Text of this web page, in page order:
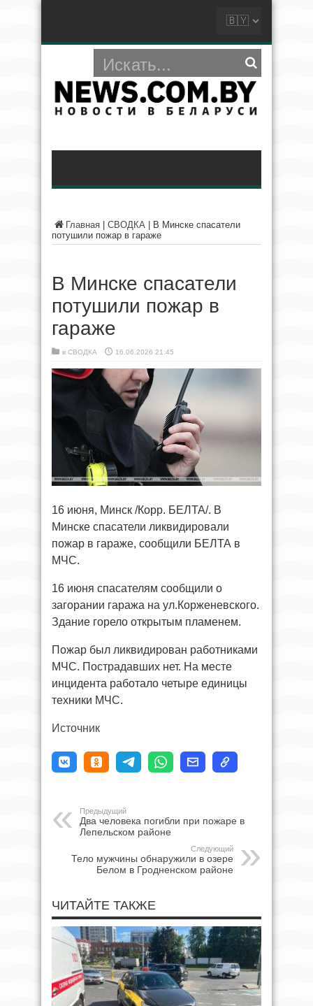
Главная СВОДКА
В Минске спасатели
потушили пожар в гараже
В Минске спасатели
потушили пожар в
гараже
в СВОДКА 16.06.2026 21:45
16 июня, Минск /Корр. БЕЛТА/. В
Минске спасатели ликвидировали
пожар в гараже, сообщили БЕЛТА в
МЧС.
16 июня спасателям сообщили о
загорании гаража на ул.Корженевского.
Здание горело открытым пламенем.
Пожар был ликвидирован работниками
МЧС. Пострадавших нет. На месте
инцидента работало четыре единицы
техники МЧС.
Источник
Предыдущий
Два человека погибли при пожаре в
Лепельском районе
Следующий
Тело мужчины обнаружили в озере
Белом в Гродненском районе
ЧИТАЙТЕ ТАКЖЕ